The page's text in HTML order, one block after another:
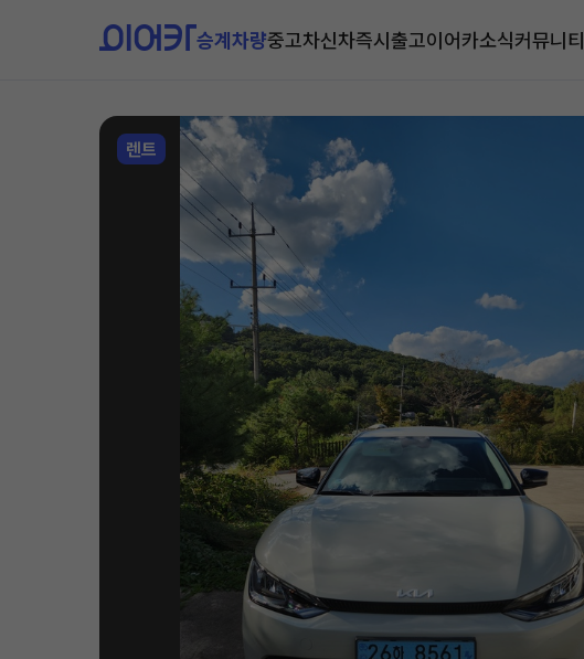
승계차량중고차신차즉시출고이어카소식커뮤니티
렌트